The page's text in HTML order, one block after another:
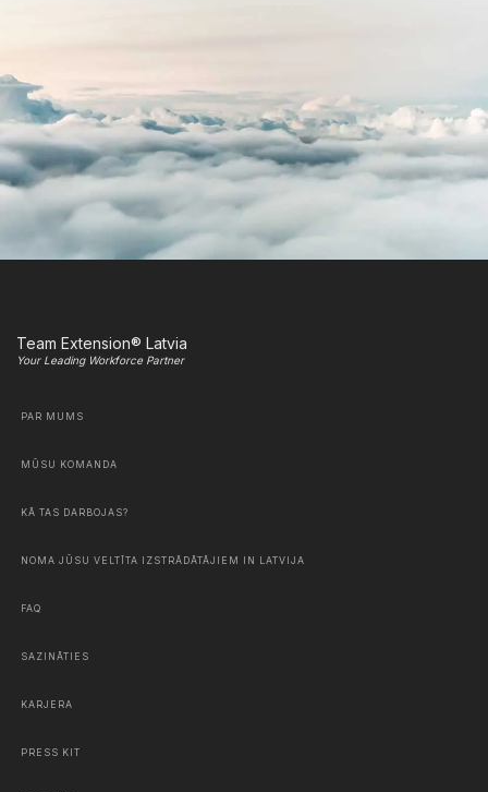
Team Extension® Latvia
Your Leading Workforce Partner
PAR MUMS
MŪSU KOMANDA
KĀ TAS DARBOJAS?
NOMA JŪSU VELTĪTA IZSTRĀDĀTĀJIEM IN LATVIJA
FAQ
SAZINĀTIES
KARJERA
PRESS KIT